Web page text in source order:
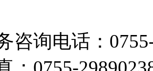
咨询电话：